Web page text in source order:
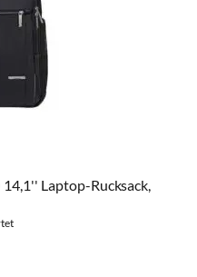
Laptop-Rucksack,